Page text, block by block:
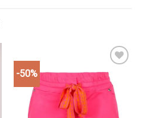
-50%
Add to
wishlist